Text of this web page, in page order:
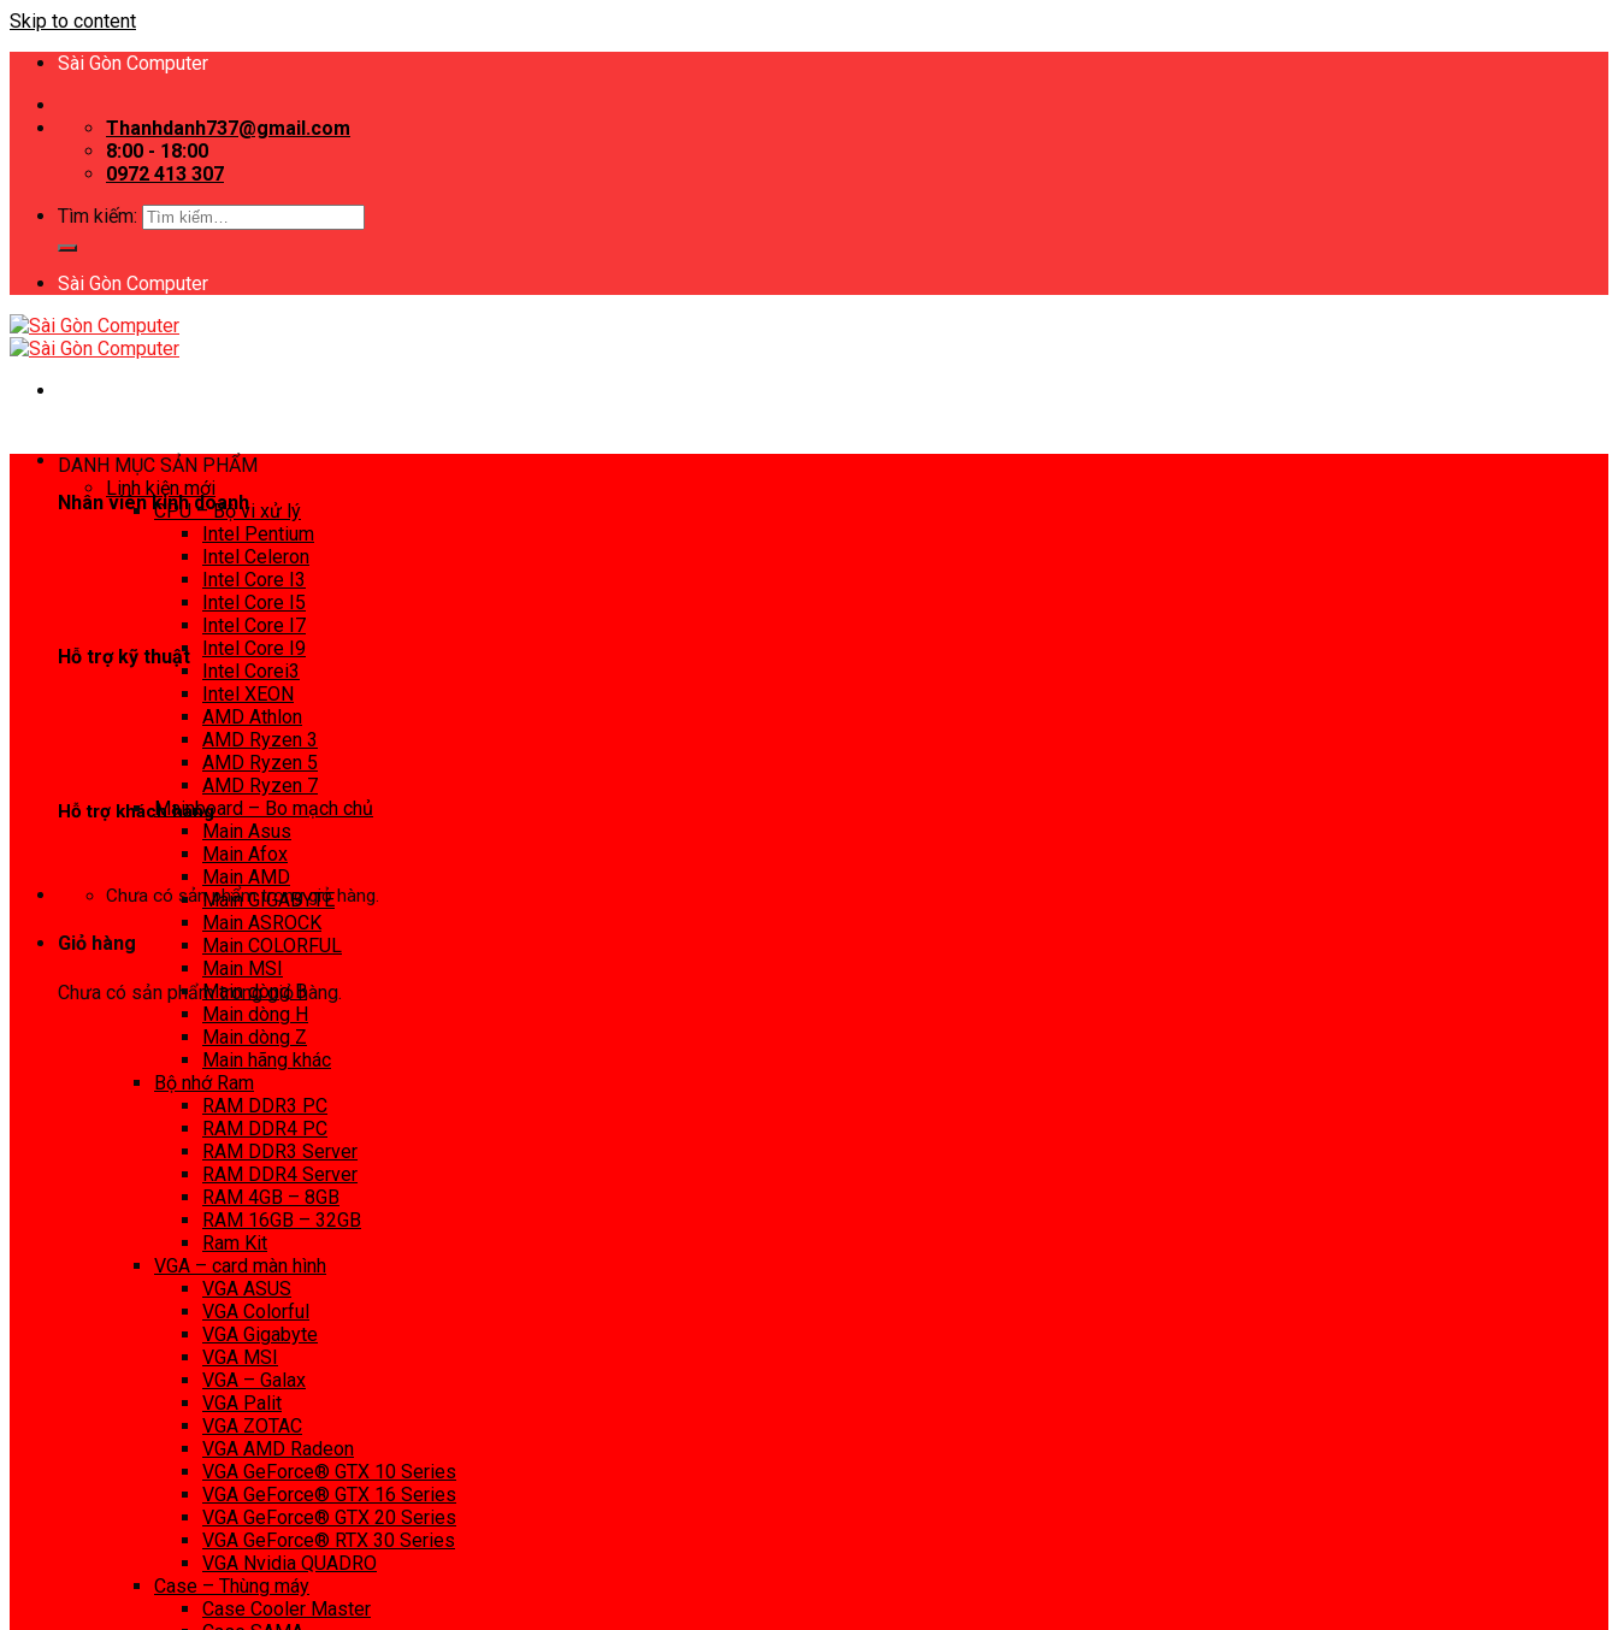
Skip to content
Sài Gòn Computer
Thanhdanh737@gmail.com
8:00 - 18:00
0972 413 307
Tìm kiếm:
Sài Gòn Computer
Nhân viên kinh doanh
Hỗ trợ kỹ thuật
Hỗ trợ khách hàng
Chưa có sản phẩm trong giỏ hàng.
Giỏ hàng
Chưa có sản phẩm trong giỏ hàng.
DANH MỤC SẢN PHẨM
Linh kiện mới
CPU – Bộ vi xử lý
Intel Pentium
Intel Celeron
Intel Core I3
Intel Core I5
Intel Core I7
Intel Core I9
Intel Corei3
Intel XEON
AMD Athlon
AMD Ryzen 3
AMD Ryzen 5
AMD Ryzen 7
Mainboard – Bo mạch chủ
Main Asus
Main Afox
Main AMD
Main GIGABYTE
Main ASROCK
Main COLORFUL
Main MSI
Main dòng B
Main dòng H
Main dòng Z
Main hãng khác
Bộ nhớ Ram
RAM DDR3 PC
RAM DDR4 PC
RAM DDR3 Server
RAM DDR4 Server
RAM 4GB – 8GB
RAM 16GB – 32GB
Ram Kit
VGA – card màn hình
VGA ASUS
VGA Colorful
VGA Gigabyte
VGA MSI
VGA – Galax
VGA Palit
VGA ZOTAC
VGA AMD Radeon
VGA GeForce® GTX 10 Series
VGA GeForce® GTX 16 Series
VGA GeForce® GTX 20 Series
VGA GeForce® RTX 30 Series
VGA Nvidia QUADRO
Case – Thùng máy
Case Cooler Master